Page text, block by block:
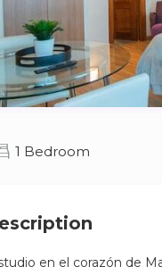
1 Bedroom
en el corazón de